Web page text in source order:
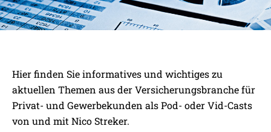
LÖSUNGEN FÜR JEDES
MARKTSEGMENT
MIT KONZEPTEN VON NAHEZU
ALLEN VERSICHERERN
Hier finden Sie informatives und wichtiges zu
aktuellen Themen aus der Versicherungsbranche für
Privat- und Gewerbekunden als Pod- oder Vid-Casts
von und mit Nico Streker.